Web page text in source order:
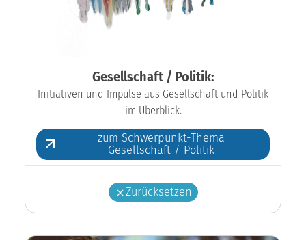
Gesellschaft / Politik:
Initiativen und Impulse aus Gesellschaft und Politik
im Überblick.
zum Schwerpunkt-Thema
Gesellschaft / Politik
Zurücksetzen